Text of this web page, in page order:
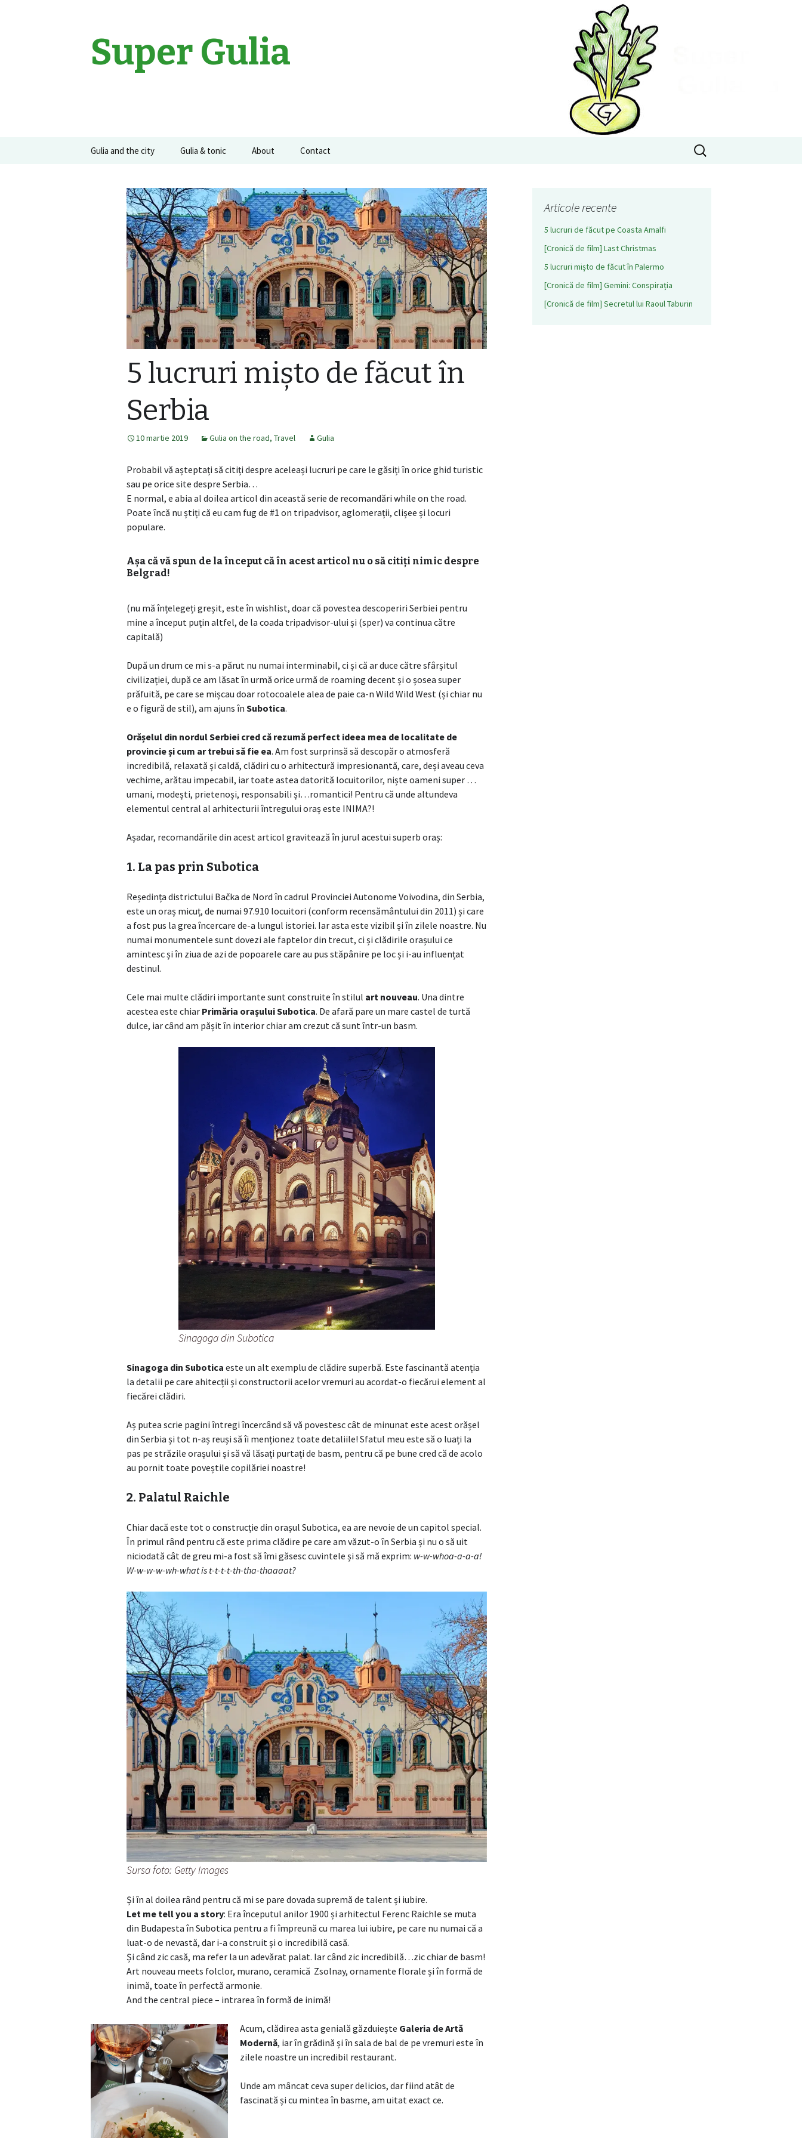
Super Gulia
Sari
Gulia and the city
Recomandari
Gulia & tonic About Contact
Caută
după:
5 lucruri mișto de făcut în
Serbia
10 martie 2019 Gulia on the road, Travel Gulia
Probabil vă așteptați să citiți despre aceleași lucruri pe care le găsiți în orice ghid turistic
sau pe orice site despre Serbia…
E normal, e abia al doilea articol din această serie de recomandări while on the road.
Poate încă nu știți că eu cam fug de #1 on tripadvisor, aglomerații, clișee și locuri
populare.
Așa că vă spun de la început că în acest articol nu o să citiți nimic despre
Belgrad!
(nu mă înțelegeți greșit, este în wishlist, doar că povestea descoperiri Serbiei pentru
mine a început puțin altfel, de la coada tripadvisor-ului și (sper) va continua către
capitală)
După un drum ce mi s-a părut nu numai interminabil, ci și că ar duce către sfârșitul
civilizației, după ce am lăsat în urmă orice urmă de roaming decent și o șosea super
prăfuită, pe care se mișcau doar rotocoalele alea de paie ca-n Wild Wild West (și chiar nu
e o figură de stil), am ajuns în Subotica.
Orășelul din nordul Serbiei cred că rezumă perfect ideea mea de localitate de
provincie și cum ar trebui să fie ea. Am fost surprinsă să descopăr o atmosferă
incredibilă, relaxată și caldă, clădiri cu o arhitectură impresionantă, care, deși aveau ceva
vechime, arătau impecabil, iar toate astea datorită locuitorilor, niște oameni super …
umani, modești, prietenoși, responsabili și…romantici! Pentru că unde altundeva
elementul central al arhitecturii întregului oraș este INIMA?!
Așadar, recomandările din acest articol gravitează în jurul acestui superb oraș:
1. La pas prin Subotica
Reședința districtului Bačka de Nord în cadrul Provinciei Autonome Voivodina, din Serbia,
este un oraș micuț, de numai 97.910 locuitori (conform recensământului din 2011) și care
a fost pus la grea încercare de-a lungul istoriei. Iar asta este vizibil și în zilele noastre. Nu
numai monumentele sunt dovezi ale faptelor din trecut, ci și clădirile orașului ce
amintesc și în ziua de azi de popoarele care au pus stăpânire pe loc și i-au influențat
destinul.
Cele mai multe clădiri importante sunt construite în stilul art nouveau. Una dintre
acestea este chiar Primăria orașului Subotica. De afară pare un mare castel de turtă
dulce, iar când am pășit în interior chiar am crezut că sunt într-un basm.
Sinagoga din Subotica
Sinagoga din Subotica este un alt exemplu de clădire superbă. Este fascinantă atenția
la detalii pe care ahitecții și constructorii acelor vremuri au acordat-o fiecărui element al
fiecărei clădiri.
Aș putea scrie pagini întregi încercând să vă povestesc cât de minunat este acest orășel
din Serbia și tot n-aș reuși să îi menționez toate detaliile! Sfatul meu este să o luați la
pas pe străzile orașului și să vă lăsați purtați de basm, pentru că pe bune cred că de acolo
au pornit toate poveștile copilăriei noastre!
2. Palatul Raichle
Chiar dacă este tot o construcție din orașul Subotica, ea are nevoie de un capitol special.
În primul rând pentru că este prima clădire pe care am văzut-o în Serbia și nu o să uit
niciodată cât de greu mi-a fost să îmi găsesc cuvintele și să mă exprim: w-w-whoa-a-a-a!
W-w-w-w-wh-what is t-t-t-t-th-tha-thaaaat?
Sursa foto: Getty Images
Și în al doilea rând pentru că mi se pare dovada supremă de talent și iubire.
Let me tell you a story: Era începutul anilor 1900 și arhitectul Ferenc Raichle se muta
din Budapesta în Subotica pentru a fi împreună cu marea lui iubire, pe care nu numai că a
luat-o de nevastă, dar i-a construit și o incredibilă casă.
Și când zic casă, ma refer la un adevărat palat. Iar când zic incredibilă…zic chiar de basm!
Art nouveau meets folclor, murano, ceramică Zsolnay, ornamente florale și în formă de
inimă, toate în perfectă armonie.
And the central piece – intrarea în formă de inimă!
Acum, clădirea asta genială găzduiește Galeria de Artă
Modernă, iar în grădină și în sala de bal de pe vremuri este în
zilele noastre un incredibil restaurant.
Unde am mâncat ceva super delicios, dar fiind atât de
fascinată și cu mintea în basme, am uitat exact ce.
Articole recente
5 lucruri de făcut pe Coasta Amalfi
[Cronică de film] Last Christmas
5 lucruri mișto de făcut în Palermo
[Cronică de film] Gemini: Conspirația
[Cronică de film] Secretul lui Raoul Taburin